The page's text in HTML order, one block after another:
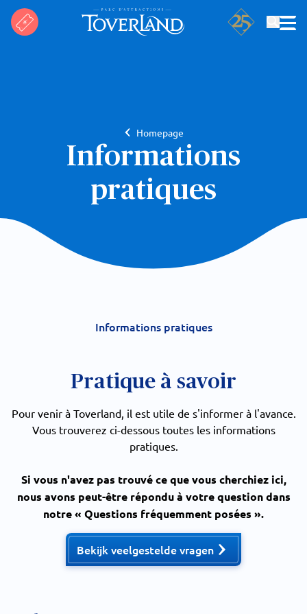
Homepage
Informations
pratiques
Informations pratiques
Pratique à savoir
Pour venir à Toverland, il est utile de s'informer à l'avance.
Vous trouverez ci-dessous toutes les informations
pratiques.
Si vous n'avez pas trouvé ce que vous cherchiez ici,
nous avons peut-être répondu à votre question dans
notre « Questions fréquemment posées ».
Bekijk veelgestelde vragen